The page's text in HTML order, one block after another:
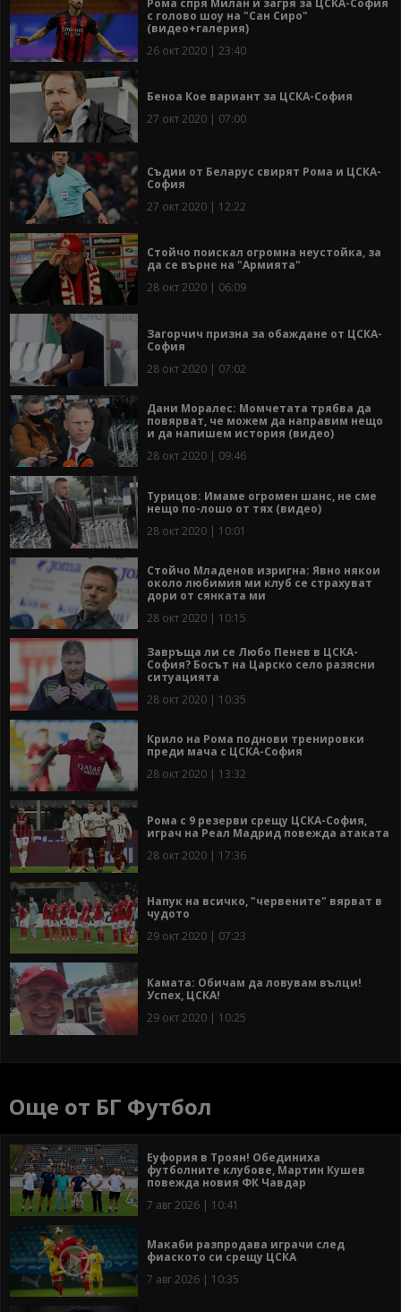
с голово шоу на "Сан Сиро"
(видео+галерия)
26 окт 2020 | 23:40
Беноа Кое вариант за ЦСКА-София
27 окт 2020 | 07:00
Съдии от Беларус свирят Рома и ЦСКА-
София
27 окт 2020 | 12:22
Стойчо поискал огромна неустойка, за
да се върне на "Армията"
28 окт 2020 | 06:09
Загорчич призна за обаждане от ЦСКА-
София
28 окт 2020 | 07:02
Дани Моралес: Момчетата трябва да
повярват, че можем да направим нещо
и да напишем история (видео)
28 окт 2020 | 09:46
Турицов: Имаме огромен шанс, не сме
нещо по-лошо от тях (видео)
28 окт 2020 | 10:01
Стойчо Младенов изригна: Явно някои
около любимия ми клуб се страхуват
дори от сянката ми
28 окт 2020 | 10:15
Завръща ли се Любо Пенев в ЦСКА-
София? Босът на Царско село разясни
ситуацията
28 окт 2020 | 10:35
Крило на Рома поднови тренировки
преди мача с ЦСКА-София
28 окт 2020 | 13:32
Рома с 9 резерви срещу ЦСКА-София,
играч на Реал Мадрид повежда атаката
28 окт 2020 | 17:36
Напук на всичко, "червените" вярват в
чудото
29 окт 2020 | 07:23
Камата: Обичам да ловувам вълци!
Успех, ЦСКА!
29 окт 2020 | 10:25
Още от БГ Футбол
Еуфория в Троян! Обединиха
футболните клубове, Мартин Кушев
повежда новия ФК Чавдар
7 авг 2026 | 10:41
Макаби разпродава играчи след
фиаското си срещу ЦСКА
7 авг 2026 | 10:35